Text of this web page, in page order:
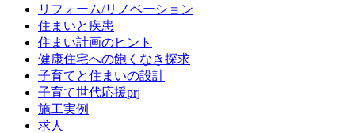
リフォーム/リノベーション
住まいと疾患
住まい計画のヒント
健康住宅への飽くなき探求
子育てと住まいの設計
子育て世代応援prj
施工実例
求人